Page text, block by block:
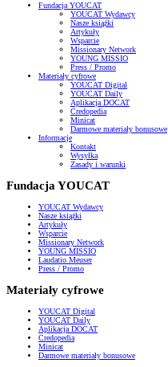
Fundacja YOUCAT
YOUCAT Wydawcy
Nasze książki
Artykuły
Wsparcie
Missionary Network
YOUNG MISSIO
Press / Promo
Materiały cyfrowe
YOUCAT Digital
YOUCAT Daily
Aplikacja DOCAT
Credopedia
Minicat
Darmowe materiały bonusowe
Informacje
Kontakt
Wysyłka
Zasady i warunki
Fundacja YOUCAT
YOUCAT Wydawcy
Nasze książki
Artykuły
Wsparcie
Missionary Network
YOUNG MISSIO
Laudatio Meuser
Press / Promo
Materiały cyfrowe
YOUCAT Digital
YOUCAT Daily
Aplikacja DOCAT
Credopedia
Minicat
Darmowe materiały bonusowe